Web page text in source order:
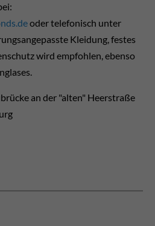
oder telefonisch unter
Kleidung, festes
wird empfohlen, ebenso
an der "alten" Heerstraße